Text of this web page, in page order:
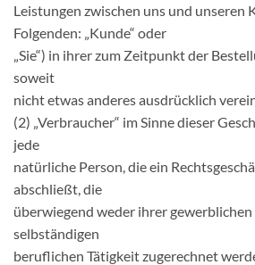
Leistungen zwischen uns und unseren
Folgenden: „Kunde“ oder
„Sie“) in ihrer zum Zeitpunkt der
soweit
nicht etwas anderes ausdrücklich
(2) „Verbraucher“ im Sinne dieser
jede
natürliche Person, die ein
abschließt, die
überwiegend weder ihrer
selbständigen
beruflichen Tätigkeit zugerechnet